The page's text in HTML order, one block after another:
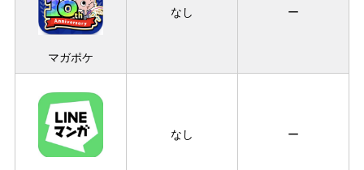
マガポケ
なし ー
なし ー